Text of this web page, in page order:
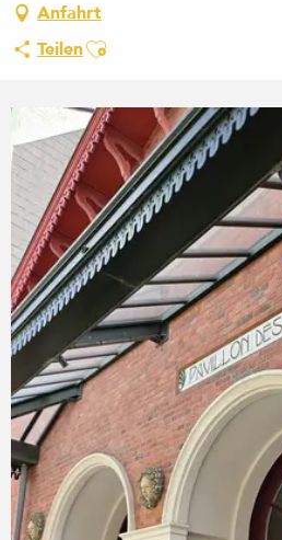
Anfahrt
TeilenAjouter aux favoris